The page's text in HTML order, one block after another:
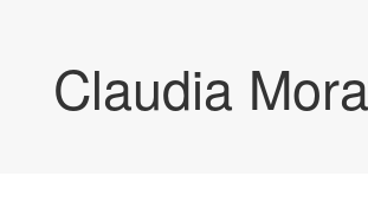
Claudia